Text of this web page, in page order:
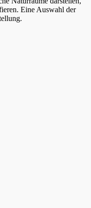
Eine Auswahl der